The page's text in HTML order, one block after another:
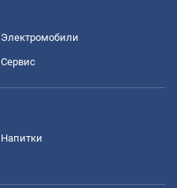
Электромобили
Сервис
Напитки